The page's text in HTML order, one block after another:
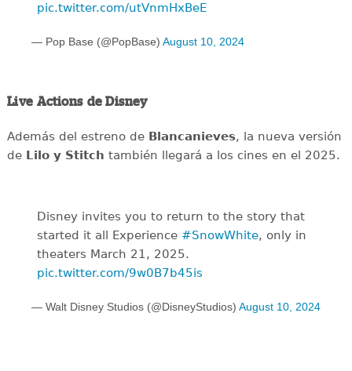
pic.twitter.com/utVnmHxBeE
— Pop Base (@PopBase) August 10, 2024
Live Actions de Disney
Además del estreno de Blancanieves, la nueva versión
de Lilo y Stitch también llegará a los cines en el 2025.
Disney invites you to return to the story that
started it all Experience #SnowWhite, only in
theaters March 21, 2025.
pic.twitter.com/9w0B7b45is
— Walt Disney Studios (@DisneyStudios) August 10, 2024